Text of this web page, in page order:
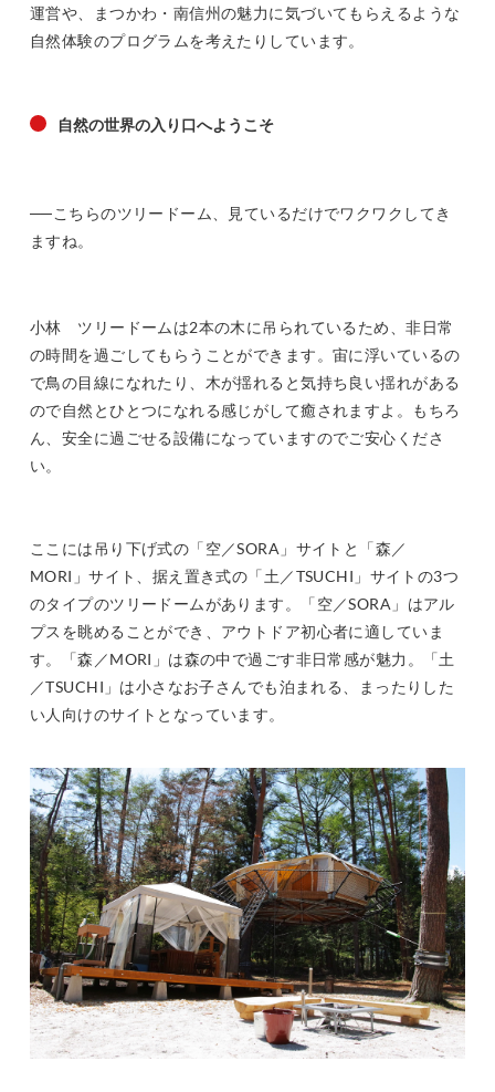
運営や、まつかわ・南信州の魅力に気づいてもらえるような
自然体験のプログラムを考えたりしています。
自然の世界の入り口へようこそ
──こちらのツリードーム、見ているだけでワクワクしてき
ますね。
小林 ツリードームは2本の木に吊られているため、非日常
の時間を過ごしてもらうことができます。宙に浮いているの
で鳥の目線になれたり、木が揺れると気持ち良い揺れがある
ので自然とひとつになれる感じがして癒されますよ。もちろ
ん、安全に過ごせる設備になっていますのでご安心くださ
い。
ここには吊り下げ式の「空／SORA」サイトと「森／
MORI」サイト、据え置き式の「土／TSUCHI」サイトの3つ
のタイプのツリードームがあります。「空／SORA」はアル
プスを眺めることができ、アウトドア初心者に適していま
す。「森／MORI」は森の中で過ごす非日常感が魅力。「土
／TSUCHI」は小さなお子さんでも泊まれる、まったりした
い人向けのサイトとなっています。